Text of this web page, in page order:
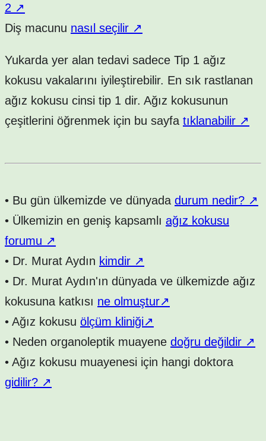
2 ↗
Diş macunu nasıl seçilir ↗
Yukarda yer alan tedavi sadece Tip 1 ağız
kokusu vakalarını iyileştirebilir. En sık rastlanan
ağız kokusu cinsi tip 1 dir. Ağız kokusunun
çeşitlerini öğrenmek için bu sayfa tıklanabilir ↗
• Bu gün ülkemizde ve dünyada durum nedir? ↗
• Ülkemizin en geniş kapsamlı ağız kokusu
forumu ↗
• Dr. Murat Aydın kimdir ↗
• Dr. Murat Aydın'ın dünyada ve ülkemizde ağız
kokusuna katkısı ne olmuştur↗
• Ağız kokusu ölçüm kliniği↗
• Neden organoleptik muayene doğru değildir ↗
• Ağız kokusu muayenesi için hangi doktora
gidilir? ↗